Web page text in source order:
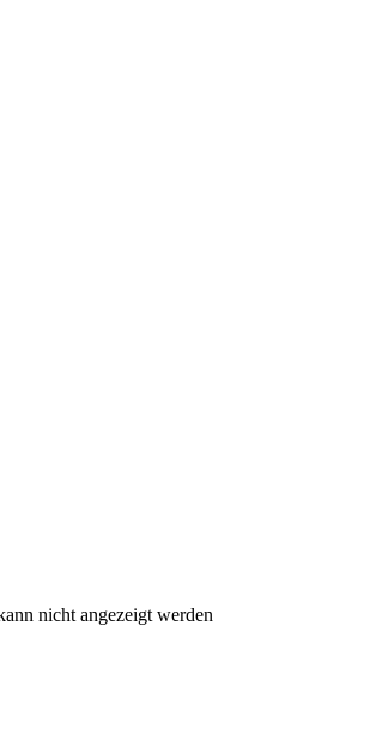
nicht angezeigt werden